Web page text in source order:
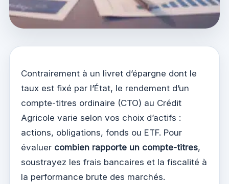
Contrairement à un livret d’épargne dont le
taux est fixé par l’État, le rendement d’un
compte-titres ordinaire (CTO) au Crédit
Agricole varie selon vos choix d’actifs :
actions, obligations, fonds ou ETF. Pour
évaluer combien rapporte un compte-titres,
soustrayez les frais bancaires et la fiscalité à
la performance brute des marchés.